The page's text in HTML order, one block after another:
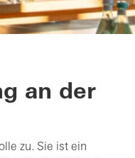
an der
zu. Sie ist ein